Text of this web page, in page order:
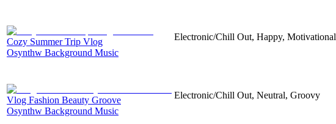
Cozy Summer Trip Vlog
Osynthw Background Music
Electronic/Chill Out, Happy, Motivational
Vlog Fashion Beauty Groove
Osynthw Background Music
Electronic/Chill Out, Neutral, Groovy